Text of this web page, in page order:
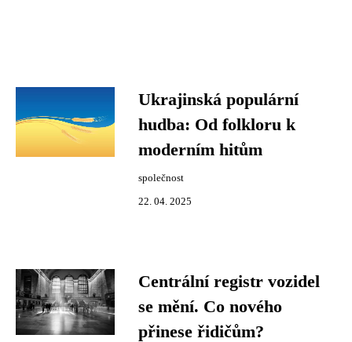
Ukrajinská populární
hudba: Od folkloru k
moderním hitům
společnost
22. 04. 2025
Centrální registr vozidel
se mění. Co nového
přinese řidičům?